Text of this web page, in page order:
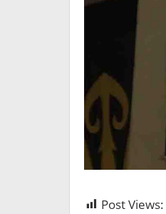
Post Views: